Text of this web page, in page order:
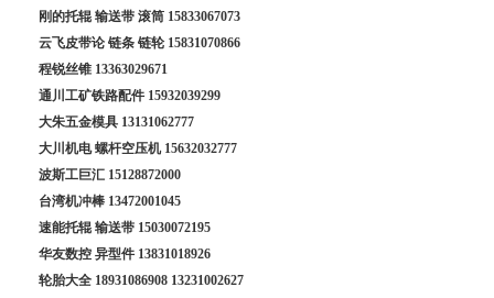
刚的托辊 输送带 滚筒 15833067073
云飞皮带论 链条 链轮 15831070866
程锐丝锥 13363029671
通川工矿铁路配件 15932039299
大朱五金模具 13131062777
大川机电 螺杆空压机 15632032777
波斯工巨汇 15128872000
台湾机冲棒 13472001045
速能托辊 输送带 15030072195
华友数控 异型件 13831018926
轮胎大全 18931086908 13231002627